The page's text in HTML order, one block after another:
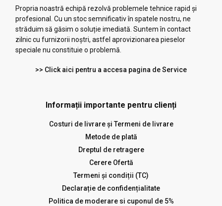
Propria noastră echipă rezolvă problemele tehnice rapid și
profesional. Cu un stoc semnificativ în spatele nostru, ne
străduim să găsim o soluție imediată. Suntem în contact
zilnic cu furnizorii noștri, astfel aprovizionarea pieselor
speciale nu constituie o problemă.
>> Click aici pentru a accesa pagina de Service
Informații importante pentru clienți
Costuri de livrare și Termeni de livrare
Metode de plată
Dreptul de retragere
Cerere Ofertă
Termeni și condiții (TC)
Declarație de confidențialitate
Politica de moderare si cuponul de 5%